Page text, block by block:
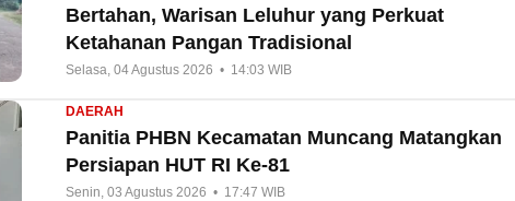
Bertahan, Warisan Leluhur yang Perkuat
Ketahanan Pangan Tradisional
Selasa, 04 Agustus 2026 • 14:03 WIB
DAERAH
Panitia PHBN Kecamatan Muncang Matangkan
Persiapan HUT RI Ke-81
Senin, 03 Agustus 2026 • 17:47 WIB